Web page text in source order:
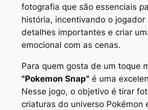
fotografia que são essenciais
história, incentivando o jogador
detalhes importantes e criar
emocional com as cenas.
Para quem gosta de um toque
"Pokemon Snap" é uma
Nesse jogo, o objetivo é tirar
criaturas do universo Pokémon